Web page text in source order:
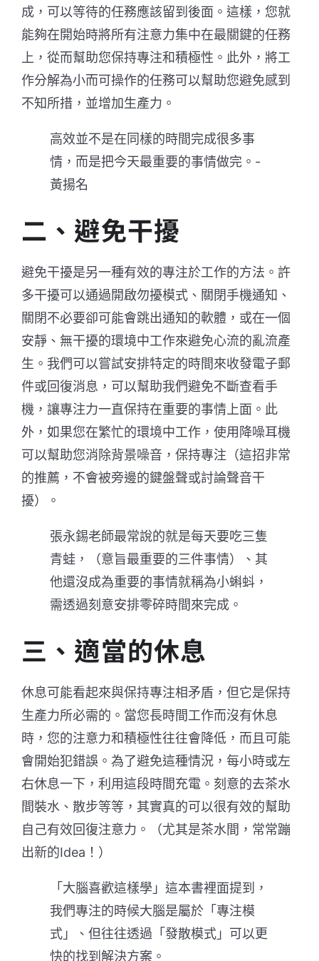
成，可以等待的任務應該留到後面。這樣，您就
能夠在開始時將所有注意力集中在最關鍵的任務
上，從而幫助您保持專注和積極性。此外，將工
作分解為小而可操作的任務可以幫助您避免感到
不知所措，並增加生產力。
高效並不是在同樣的時間完成很多事
情，而是把今天最重要的事情做完。-
黃揚名
二、避免干擾
避免干擾是另一種有效的專注於工作的方法。許
多干擾可以通過開啟勿擾模式、關閉手機通知、
關閉不必要卻可能會跳出通知的軟體，或在一個
安靜、無干擾的環境中工作來避免心流的亂流產
生。我們可以嘗試安排特定的時間來收發電子郵
件或回復消息，可以幫助我們避免不斷查看手
機，讓專注力一直保持在重要的事情上面。此
外，如果您在繁忙的環境中工作，使用降噪耳機
可以幫助您消除背景噪音，保持專注（這招非常
的推薦，不會被旁邊的鍵盤聲或討論聲音干
擾）。
張永錫老師最常說的就是每天要吃三隻
青蛙，（意旨最重要的三件事情）、其
他還沒成為重要的事情就稱為小蝌蚪，
需透過刻意安排零碎時間來完成。
三、適當的休息
休息可能看起來與保持專注相矛盾，但它是保持
生產力所必需的。當您長時間工作而沒有休息
時，您的注意力和積極性往往會降低，而且可能
會開始犯錯誤。為了避免這種情況，每小時或左
右休息一下，利用這段時間充電。刻意的去茶水
間裝水、散步等等，其實真的可以很有效的幫助
自己有效回復注意力。（尤其是茶水間，常常蹦
出新的Idea！）
「大腦喜歡這樣學」這本書裡面提到，
我們專注的時候大腦是屬於「專注模
式」、但往往透過「發散模式」可以更
快的找到解決方案。